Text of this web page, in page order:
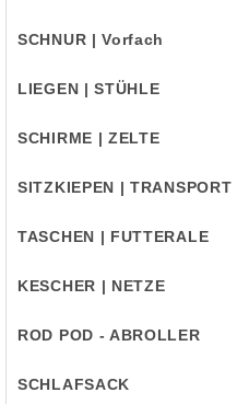
SCHNUR | Vorfach
LIEGEN | STÜHLE
SCHIRME | ZELTE
SITZKIEPEN | TRANSPORT
TASCHEN | FUTTERALE
KESCHER | NETZE
ROD POD - ABROLLER
SCHLAFSACK